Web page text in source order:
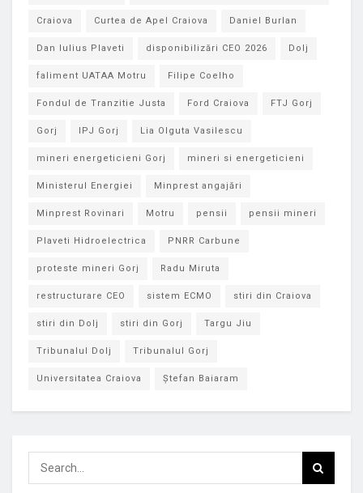
Craiova Curtea de Apel Craiova Daniel Burlan
Dan Iulius Plaveti disponibilizări CEO 2026 Dolj
faliment UATAA Motru Filipe Coelho
Fondul de Tranzitie Justa Ford Craiova FTJ Gorj
Gorj IPJ Gorj Lia Olguta Vasilescu
mineri energeticieni Gorj mineri si energeticieni
Ministerul Energiei Minprest angajări
Minprest Rovinari Motru pensii pensii mineri
Plaveti Hidroelectrica PNRR Carbune
proteste mineri Gorj Radu Miruta
restructurare CEO sistem ECMO stiri din Craiova
stiri din Dolj stiri din Gorj Targu Jiu
Tribunalul Dolj Tribunalul Gorj
Universitatea Craiova Ștefan Baiaram